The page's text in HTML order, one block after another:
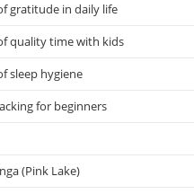
gratitude in daily life
quality time with kids
sleep hygiene
for beginners
(Pink Lake)